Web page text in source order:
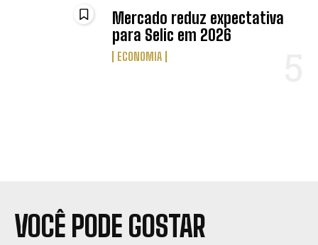
Mercado reduz expectativa
para Selic em 2026
ECONOMIA
VOCÊ PODE GOSTAR